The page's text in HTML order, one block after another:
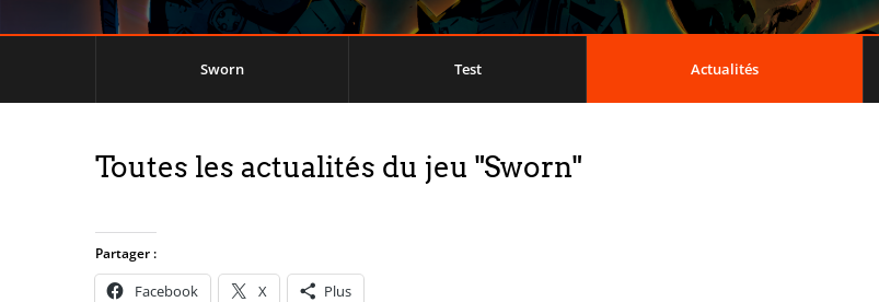
Sworn Test Actualités
Toutes les actualités du jeu "Sworn"
Partager :
Facebook X Plus